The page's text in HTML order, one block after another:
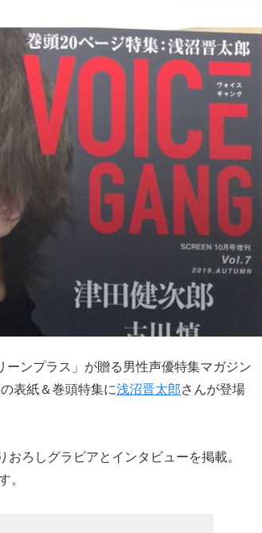
ンプラス」が贈る男性声優特集マガジン
表紙＆巻頭特集に浅沼晋太郎さんが登場
ろしグラビアとインタビューを掲載。
。